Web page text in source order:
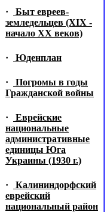
·
Быт евреев-
земледельцев (XIX -
начало XX веков)
· Юденплан
·
Погромы в годы
Гражданской войны
·
Еврейские
национальные
административные
единицы Юга
Украины (1930 г.)
·
Калининдорфский
еврейский
национальный район